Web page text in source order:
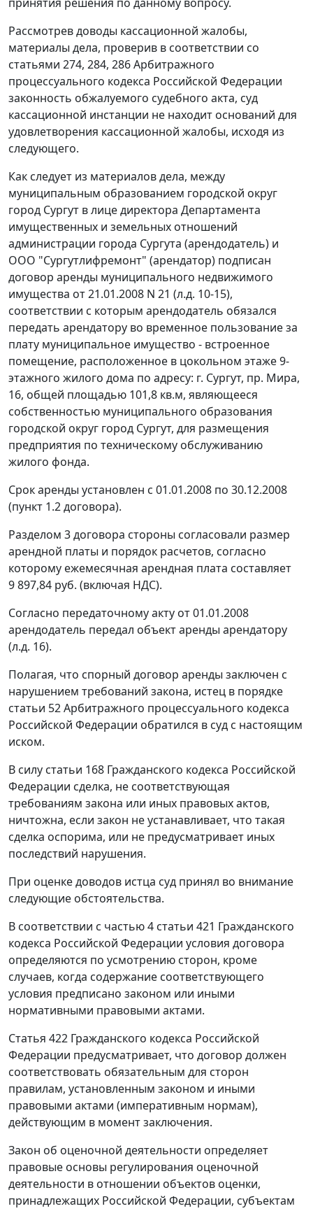
Рассмотрев доводы кассационной жалобы,
материалы дела, проверив в соответствии со
статьями 274, 284, 286Арбитражного
процессуального кодекса Российской Федерации
законность обжалуемого судебного акта, суд
кассационной инстанции не находит оснований для
удовлетворения кассационной жалобы, исходя из
следующего.
Как следует из материалов дела, между
муниципальным образованием городской округ
город Сургут в лице директора Департамента
имущественных и земельных отношений
администрации города Сургута (арендодатель) и
ООО "Сургутлифремонт" (арендатор) подписан
договор аренды муниципального недвижимого
имущества от 21.01.2008 N 21 (л.д. 10-15),
соответствии с которым арендодатель обязался
передать арендатору во временное пользование за
плату муниципальное имущество - встроенное
помещение, расположенное в цокольном этаже 9-
этажного жилого дома по адресу: г. Сургут, пр. Мира,
16, общей площадью 101,8 кв.м, являющееся
собственностью муниципального образования
городской округ город Сургут, для размещения
предприятия по техническому обслуживанию
жилого фонда.
Срок аренды установлен с 01.01.2008 по 30.12.2008
(пункт 1.2 договора).
Разделом 3 договора стороны согласовали размер
арендной платы и порядок расчетов, согласно
которому ежемесячная арендная плата составляет
9 897,84 руб. (включая НДС).
Согласно передаточному акту от 01.01.2008
арендодатель передал объект аренды арендатору
(л.д. 16).
Полагая, что спорный договор аренды заключен с
нарушением требований закона, истец в порядке
статьи 52Арбитражного процессуального кодекса
Российской Федерации обратился в суд с настоящим
иском.
В силу статьи 168 Гражданского кодекса Российской
Федерации сделка, не соответствующая
требованиям закона или иных правовых актов,
ничтожна, если закон не устанавливает, что такая
сделка оспорима, или не предусматривает иных
последствий нарушения.
При оценке доводов истца суд принял во внимание
следующие обстоятельства.
В соответствии с частью 4 статьи 421 Гражданского
кодекса Российской Федерации условия договора
определяются по усмотрению сторон, кроме
случаев, когда содержание соответствующего
условия предписано законом или иными
нормативными правовыми актами.
Статья 422 Гражданского кодекса Российской
Федерации предусматривает, что договор должен
соответствовать обязательным для сторон
правилам, установленным законом и иными
правовыми актами (императивным нормам),
действующим в момент заключения.
Закон об оценочной деятельности определяет
правовые основы регулирования оценочной
деятельности в отношении объектов оценки,
принадлежащих Российской Федерации, субъектам